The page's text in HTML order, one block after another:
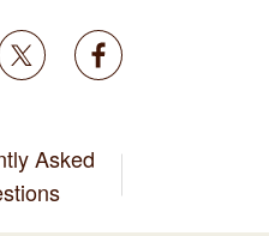
Asked
Twitter